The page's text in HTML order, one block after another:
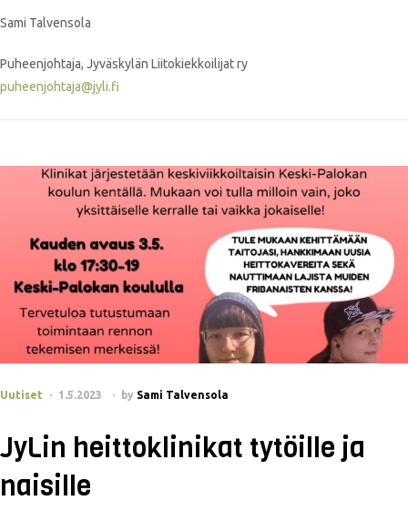
Sami Talvensola
Puheenjohtaja, Jyväskylän Liitokiekkoilijat ry
puheenjohtaja@jyli.fi
Uutiset 1.5.2023 by Sami Talvensola
JyLin heittoklinikat tytöille ja
naisille